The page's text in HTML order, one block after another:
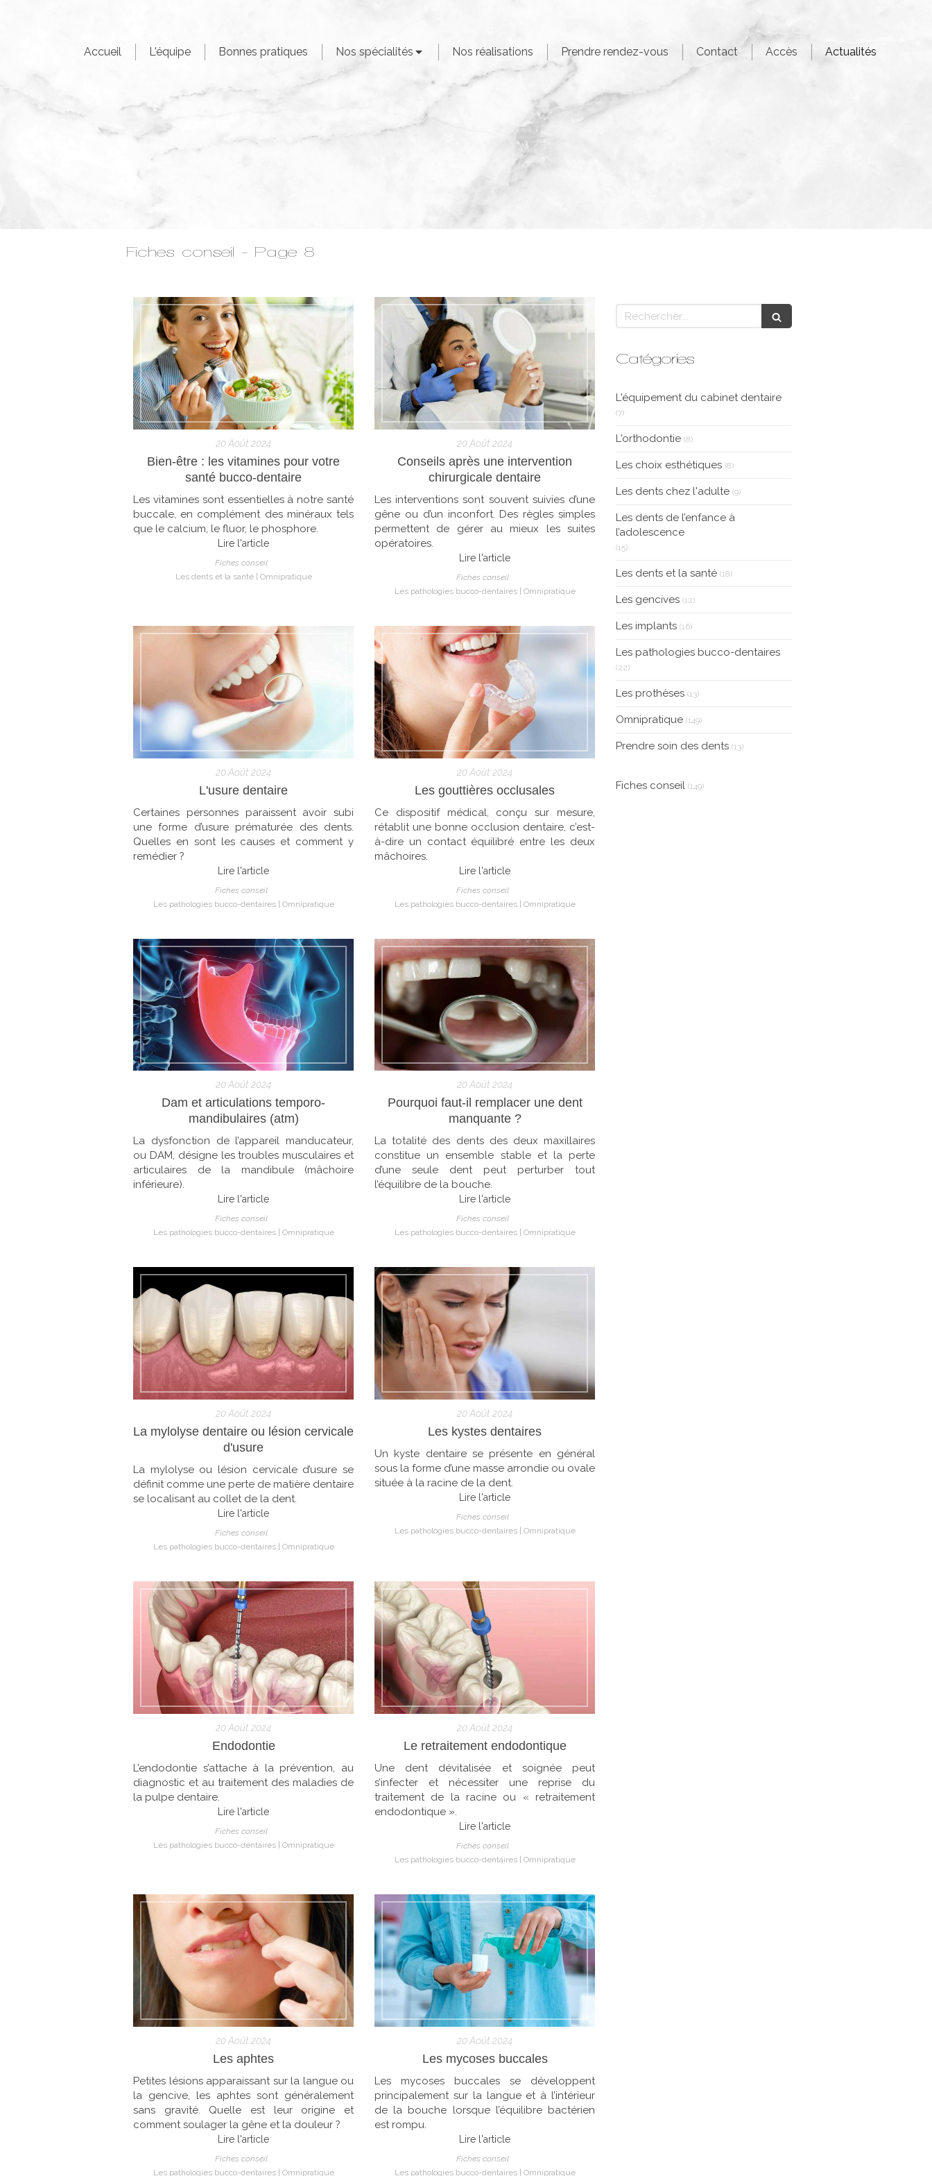
Accueil L'équipe Bonnes pratiques Nos spécialités Nos réalisations Prendre rendez-vous Contact Accès Actualités
Fiches conseil - Page 8
20 Août 2024
Bien-être : les vitamines pour votre
santé bucco-dentaire
Les vitamines sont essentielles à notre santé
buccale, en complément des minéraux tels
que le calcium, le fluor, le phosphore.
Lire l'article
Fiches conseil
Les dents et la santé
Omnipratique
20 Août 2024
Conseils après une intervention
chirurgicale dentaire
Les interventions sont souvent suivies d’une
gêne ou d’un inconfort. Des règles simples
permettent de gérer au mieux les suites
opératoires.
Lire l'article
Fiches conseil
Les pathologies bucco-dentaires
Omnipratique
20 Août 2024
L'usure dentaire
Certaines personnes paraissent avoir subi
une forme d’usure prématurée des dents.
Quelles en sont les causes et comment y
remédier ?
Lire l'article
Fiches conseil
Les pathologies bucco-dentaires
Omnipratique
20 Août 2024
Les gouttières occlusales
Ce dispositif médical, conçu sur mesure,
rétablit une bonne occlusion dentaire, c’est-
à-dire un contact équilibré entre les deux
mâchoires.
Lire l'article
Fiches conseil
Les pathologies bucco-dentaires
Omnipratique
20 Août 2024
Dam et articulations temporo-
mandibulaires (atm)
La dysfonction de l’appareil manducateur,
ou DAM, désigne les troubles musculaires et
articulaires de la mandibule (mâchoire
inférieure).
Lire l'article
Fiches conseil
Les pathologies bucco-dentaires
Omnipratique
20 Août 2024
Pourquoi faut-il remplacer une dent
manquante ?
La totalité des dents des deux maxillaires
constitue un ensemble stable et la perte
d’une seule dent peut perturber tout
l’équilibre de la bouche.
Lire l'article
Fiches conseil
Les pathologies bucco-dentaires
Omnipratique
20 Août 2024
La mylolyse dentaire ou lésion cervicale
d'usure
La mylolyse ou lésion cervicale d’usure se
définit comme une perte de matière dentaire
se localisant au collet de la dent.
Lire l'article
Fiches conseil
Les pathologies bucco-dentaires
Omnipratique
20 Août 2024
Les kystes dentaires
Un kyste dentaire se présente en général
sous la forme d’une masse arrondie ou ovale
située à la racine de la dent.
Lire l'article
Fiches conseil
Les pathologies bucco-dentaires
Omnipratique
20 Août 2024
Endodontie
L’endodontie s’attache à la prévention, au
diagnostic et au traitement des maladies de
la pulpe dentaire.
Lire l'article
Fiches conseil
Les pathologies bucco-dentaires
Omnipratique
20 Août 2024
Le retraitement endodontique
Une dent dévitalisée et soignée peut
s’infecter et nécessiter une reprise du
traitement de la racine ou « retraitement
endodontique ».
Lire l'article
Fiches conseil
Les pathologies bucco-dentaires
Omnipratique
20 Août 2024
Les aphtes
Petites lésions apparaissant sur la langue ou
la gencive, les aphtes sont généralement
sans gravité. Quelle est leur origine et
comment soulager la gêne et la douleur ?
Lire l'article
Fiches conseil
Les pathologies bucco-dentaires
Omnipratique
20 Août 2024
Les mycoses buccales
Les mycoses buccales se développent
principalement sur la langue et à l’intérieur
de la bouche lorsque l’équilibre bactérien
est rompu.
Lire l'article
Fiches conseil
Les pathologies bucco-dentaires
Omnipratique
Rechercher
Catégories
L'équipement du cabinet dentaire
(7)Articles Count
L'orthodontie (8)Articles Count
Les choix esthétiques (8)Articles Count
Les dents chez l'adulte (9)Articles Count
Les dents de l’enfance à
l’adolescence
(15)Articles Count
Les dents et la santé (18)Articles Count
Les gencives (12)Articles Count
Les implants (16)Articles Count
Les pathologies bucco-dentaires
(22)Articles Count
Les prothèses (13)Articles Count
Omnipratique (149)Articles Count
Prendre soin des dents (13)Articles Count
Fiches conseil (149)